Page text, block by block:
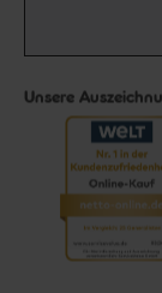
Unsere